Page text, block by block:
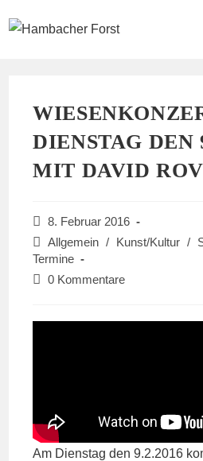
Inhalt
DIENSTAG DEN
MIT DAVID
Beitrag
veröffentlicht:
8. Februar 2016
Beitrags-
Kategorie:
Allgemein / Kunst/Kultur /
Termine
Beitrags-
0 Kommentare
Am Dienstag den 9.2.2016